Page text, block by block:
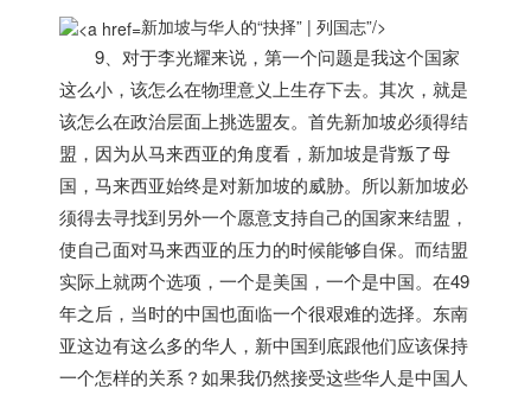
新加坡与华人的“抉择” | 列国志”/>
9、对于李光耀来说，第一个问题是我这个国家
这么小，该怎么在物理意义上生存下去。其次，就是
该怎么在政治层面上挑选盟友。首先新加坡必须得结
盟，因为从马来西亚的角度看， 新加坡是背叛了母
国， 马来西亚始终是对新加坡的威胁。所以新加坡必
须得去寻找到另外一个愿意支持自己的国家来结盟，
使自己面对马来西亚的压力的时候能够自保。而结盟
实际上就两个选项，一个是美国，一个是中国。在49
年之后，当时的中国也面临一个很艰难的选择。东南
亚这边有这么多的华人，新中国到底跟他们应该保持
一个怎样的关系？如果我仍然接受这些华人是中国人